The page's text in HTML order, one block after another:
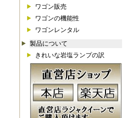
ワゴン販売
ワゴンの機能性
ワゴンレンタル
製品について
きれいな岩塩ランプの訳